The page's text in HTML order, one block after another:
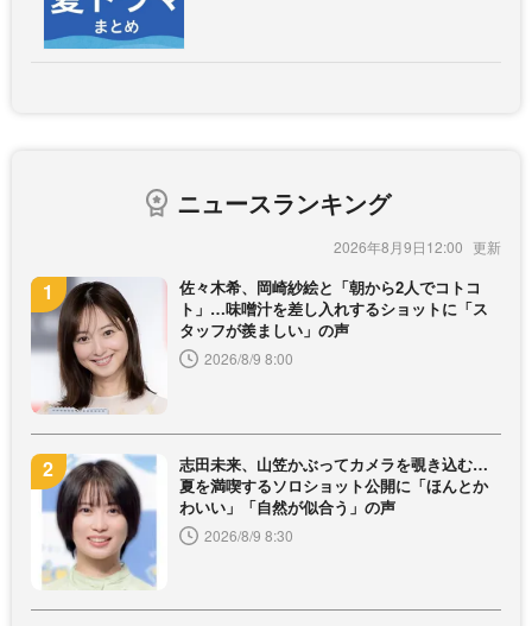
ニュースランキング
2026年8月9日12:00
佐々木希、岡崎紗絵と「朝から2人でコトコ
ト」…味噌汁を差し入れするショットに「ス
タッフが羨ましい」の声
2026/8/9 8:00
志田未来、山笠かぶってカメラを覗き込む…
夏を満喫するソロショット公開に「ほんとか
わいい」「自然が似合う」の声
2026/8/9 8:30